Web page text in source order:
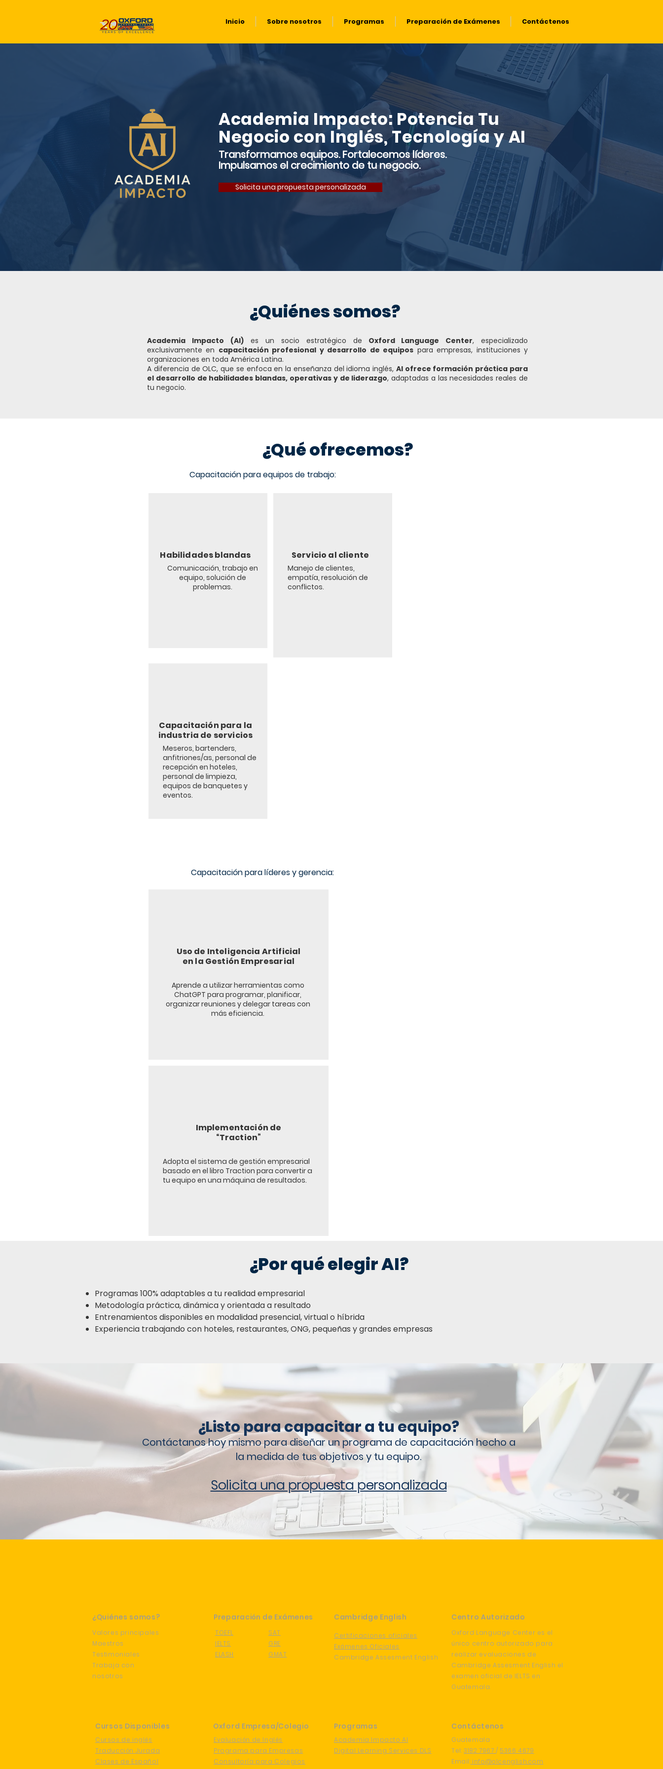
Inicio Sobre nosotros Programas Preparación de Exámenes Contáctenos
Academia Impacto: Potencia Tu
Negocio con Inglés, Tecnología y AI
Transformamos equipos. Fortalecemos líderes.
Impulsamos el crecimiento de tu negocio.
Solicita una propuesta personalizada
¿Quiénes somos?
Academia Impacto (AI) es un socio estratégico de Oxford Language Center, especializado
exclusivamente en capacitación profesional y desarrollo de equipos para empresas, instituciones y
organizaciones en toda América Latina.
A diferencia de OLC, que se enfoca en la enseñanza del idioma inglés, AI ofrece formación práctica para
el desarrollo de habilidades blandas, operativas y de liderazgo, adaptadas a las necesidades reales de
tu negocio.
¿Qué ofrecemos?
Capacitación para equipos de trabajo:
Habilidades blandas
Comunicación, trabajo en
equipo, solución de
problemas.
Servicio al cliente
Manejo de clientes,
empatía, resolución de
conflictos.
Capacitación para la
industria de servicios
Meseros, bartenders,
anfitriones/as, personal de
recepción en hoteles,
personal de limpieza,
equipos de banquetes y
eventos.
Capacitación para líderes y gerencia:
Uso de Inteligencia Artificial
en la Gestión Empresarial
Aprende a utilizar herramientas como
ChatGPT para programar, planificar,
organizar reuniones y delegar tareas con
más eficiencia.
Implementación de
“Traction”
Adopta el sistema de gestión empresarial
basado en el libro Traction para convertir a
tu equipo en una máquina de resultados.
¿Por qué elegir AI?
Programas 100% adaptables a tu realidad empresarial
Metodología práctica, dinámica y orientada a resultado
Entrenamientos disponibles en modalidad presencial, virtual o híbrida
Experiencia trabajando con hoteles, restaurantes, ONG, pequeñas y grandes empresas
¿Listo para capacitar a tu equipo?
Contáctanos hoy mismo para diseñar un programa de capacitación hecho a
la medida de tus objetivos y tu equipo.
Solicita una propuesta personalizada
¿Quiénes somos?
Valores principales
Maestros
Testimoniales
Trabaja con
nosotros
Cursos Disponibles
Cursos de inglés
Traducción Jurada
Clases de Español
Preparación de Exámenes
TOEFL
IELTS
ELASH
SAT
GRE
GMAT
Cambridge English Centro Autorizado
Certificaciones oficiales
Exámenes Oficiales
Cambridge Assesment English
Oxford Language Center es el
único centro autorizado para
realizar evaluaciones de
Cambridge Assesment English el
examen oficial de IELTS en
Guatemala.
Oxford Empresa/Colegio Contáctenos
Programas
Evaluación de Inglés
Programa para Empresas
Consultoría para Colegios
Academia Impacto AI
Digital Learning Services DLS
Guatemala
Tel:3182 7967/ 5366 4679
Email: info@olcenglish.com